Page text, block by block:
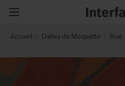
Accueil Dalles de Moquette Rue